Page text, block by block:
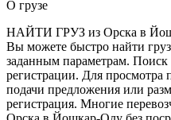
О грузе
НАЙТИ ГРУЗ из Орска в
Вы можете быстро найти
заданным параметрам. Поиск
регистрации. Для просмотра
подачи предложения или
регистрация. Многие